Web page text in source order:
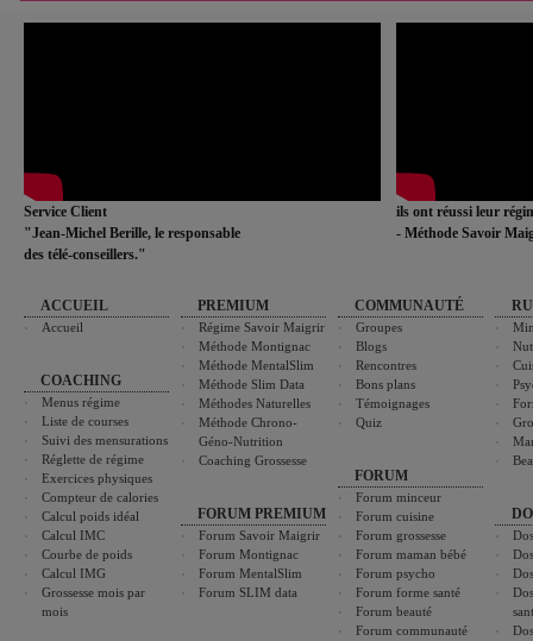
Service Client
"Jean-Michel Berille, le responsable
des télé-conseillers."
ils ont réussi leur
- Méthode Savoir
ACCUEIL
Accueil
COACHING
Menus régime
Liste de courses
Suivi des mensurations
Réglette de régime
Exercices physiques
Compteur de calories
Calcul poids idéal
Calcul IMC
Courbe de poids
Calcul IMG
Grossesse mois par
mois
PREMIUM
Régime Savoir Maigrir
Méthode Montignac
Méthode MentalSlim
Méthode Slim Data
Méthodes Naturelles
Méthode Chrono-
Géno-Nutrition
Coaching Grossesse
FORUM PREMIUM
Forum Savoir Maigrir
Forum Montignac
Forum MentalSlim
Forum SLIM data
COMMUNAUTÉ
Groupes
Blogs
Rencontres
Bons plans
Témoignages
Quiz
FORUM
Forum minceur
Forum cuisine
Forum grossesse
Forum maman bébé
Forum psycho
Forum forme santé
Forum beauté
Forum communauté